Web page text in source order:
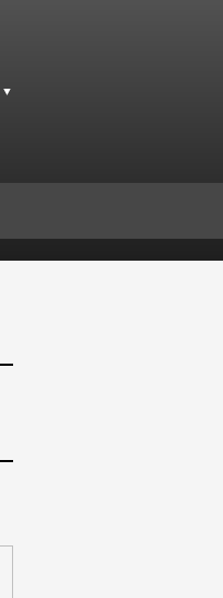
▼